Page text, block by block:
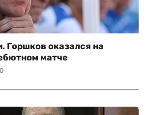
Горшков оказался на
матче